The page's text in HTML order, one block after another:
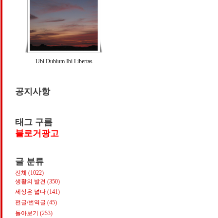
Ubi Dubium Ibi Libertas
공지사항
태그 구름
블로거광고
글 분류
전체 (1022)
생활의 발견 (350)
세상은 넓다 (141)
펀글/번역글 (45)
돌아보기 (253)